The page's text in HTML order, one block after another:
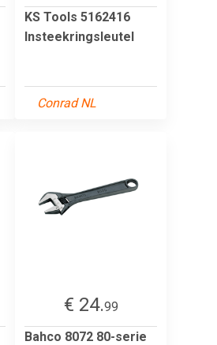
KS Tools 5162416
Insteekringsleutel
Conrad NL
€ 24.99
Bahco 8072 80-serie